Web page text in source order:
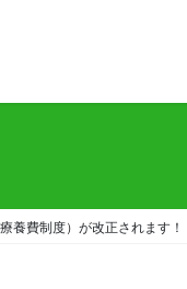
養費制度）が改正されます！